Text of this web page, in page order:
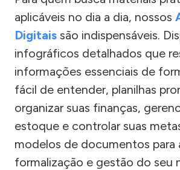
aplicáveis no dia a dia, nossos
Digitais são indispensáveis.
infográficos detalhados que
informações essenciais de
fácil de entender, planilhas
organizar suas finanças,
estoque e controlar suas
modelos de documentos para
formalização e gestão do seu